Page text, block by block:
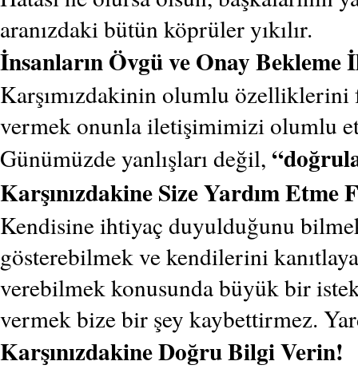
aranızdaki bütün köprüler yıkılır.
İnsanların Övgü ve Onay Bekleme
Karşımızdakinin olumlu
vermek onunla iletişimimizi olumlu
Günümüzde yanlışları değil,
Karşınızdakine Size Yardım Etme
Kendisine ihtiyaç duyulduğunu
gösterebilmek ve kendilerini
verebilmek konusunda büyük bir
vermek bize bir şey kaybettirmez.
Karşınızdakine Doğru Bilgi Verin!